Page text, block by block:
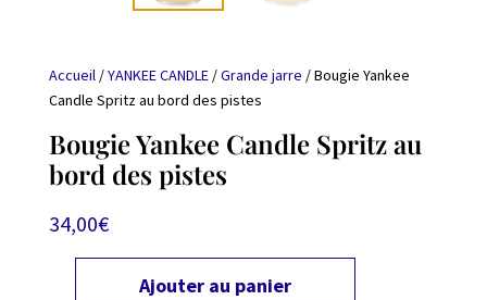
Accueil/YANKEE CANDLE/Grande jarre / Bougie Yankee
Candle Spritz au bord des pistes
Bougie Yankee Candle Spritz au
bord des pistes
34,00€
Ajouter au panier